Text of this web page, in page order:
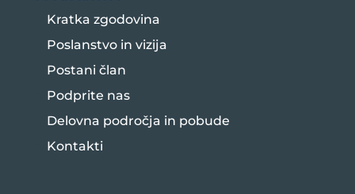
Kratka zgodovina
Poslanstvo in vizija
Postani član
Podprite nas
Delovna področja in pobude
Kontakti